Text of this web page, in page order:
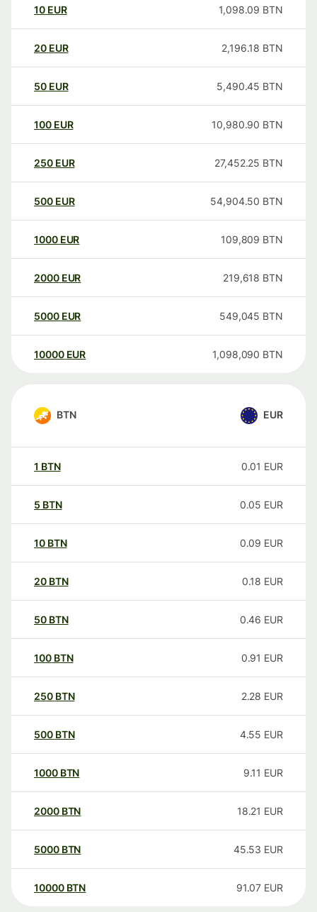
10 EUR 1,098.09 BTN
20 EUR 2,196.18 BTN
50 EUR 5,490.45 BTN
100 EUR 10,980.90 BTN
250 EUR 27,452.25 BTN
500 EUR 54,904.50 BTN
1000 EUR 109,809 BTN
2000 EUR 219,618 BTN
5000 EUR 549,045 BTN
10000 EUR 1,098,090 BTN
BTN EUR
1 BTN 0.01 EUR
5 BTN 0.05 EUR
10 BTN 0.09 EUR
20 BTN 0.18 EUR
50 BTN 0.46 EUR
100 BTN 0.91 EUR
250 BTN 2.28 EUR
500 BTN 4.55 EUR
1000 BTN 9.11 EUR
2000 BTN 18.21 EUR
5000 BTN 45.53 EUR
10000 BTN 91.07 EUR